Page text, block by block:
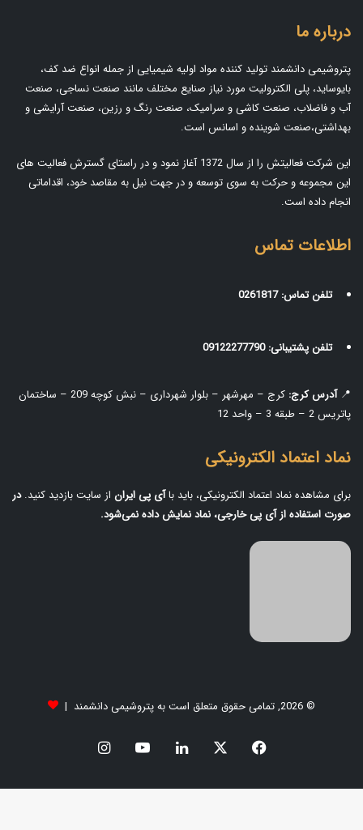
درباره ما
پتروشیمی دانشمند تولید کننده مواد اولیه شیمیایی از جمله انواع ضد کف،
بایوساید، پلی الکترولیت مورد نیاز صنایع مختلف مانند صنعت نساجی، صنعت
آب و فاضلاب، صنعت کاشی و سرامیک، صنعت رنگ و رزین، صنعت آرایشی و
بهداشتی،صنعت شوینده و اسانس است.
این شرکت فعالیتش را از سال 1372 آغاز نمود و در راستای گسترش فعالیت های
این مجموعه و حرکت به سوی توسعه و در جهت نیل به مقاصد خود، اقداماتی
انجام داده است.
اطلاعات تماس
تلفن تماس: 0261817
تلفن پشتیبانی: 09122277790
📍آدرس کرج:
کرج – مهرشهر – بلوار شهرداری – نبش کوچه 209 – ساختمان
پاتریس 2 – طبقه 3 – واحد 12
نماد اعتماد الکترونیکی
برای مشاهده نماد اعتماد الکترونیکی، باید باآی‌ پی ایران از سایت بازدید کنید.در
صورت استفاده از آی‌ پی خارجی، نماد نمایش داده نمی‌شود.
© 2026, تمامی حقوق متعلق است به پتروشیمی دانشمند |